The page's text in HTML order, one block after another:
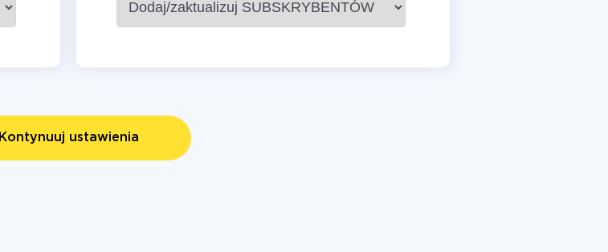
Kontynuuj ustawienia